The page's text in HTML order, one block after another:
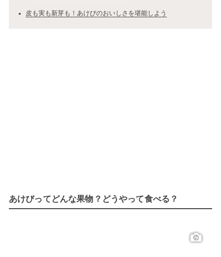
皮も実も新芽も！あけびのおいしさを堪能しよう
あけびってどんな果物？どうやって食べる？